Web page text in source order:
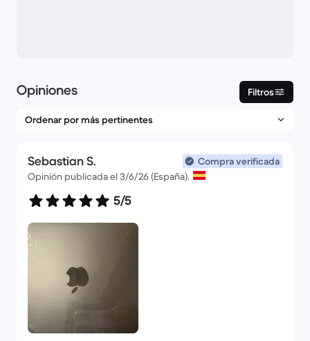
Opiniones Filtros
Sebastian S.
Compra verificada
Opinión publicada el 3/6/26 (España).
5/5